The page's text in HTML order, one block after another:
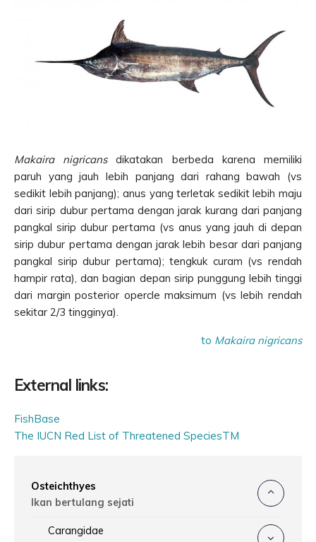
Makaira nigricansdikatakan berbeda karena memiliki
paruh yang jauh lebih panjang dari rahang bawah (vs
sedikit lebih panjang); anus yang terletak sedikit lebih maju
dari sirip dubur pertama dengan jarak kurang dari panjang
pangkal sirip dubur pertama (vs anus yang jauh di depan
sirip dubur pertama dengan jarak lebih besar dari panjang
pangkal sirip dubur pertama); tengkuk curam (vs rendah
hampir rata), dan bagian depan sirip punggung lebih tinggi
dari margin posterior opercle maksimum (vs lebih rendah
sekitar 2/3 tingginya).
to Makaira nigricans
External links:
FishBase
The IUCN Red List of Threatened SpeciesTM
Osteichthyes
Ikan bertulang sejati
Carangidae